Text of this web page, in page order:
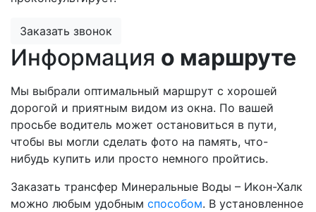
Заказать звонок
Информация о маршруте
Мы выбрали оптимальный маршрут с хорошей
дорогой и приятным видом из окна. По вашей
просьбе водитель может остановиться в пути,
чтобы вы могли сделать фото на память, что-
нибудь купить или просто немного пройтись.
Заказать трансфер Минеральные Воды – Икон-Халк
можно любым удобным способом. В установленное